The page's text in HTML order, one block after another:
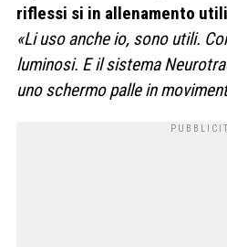
riflessi si in allenamento
«Li uso anche io, sono utili.
luminosi. E il sistema
uno schermo palle in